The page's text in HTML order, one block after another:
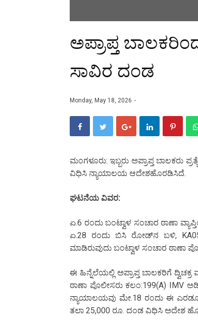
ಅಪ್ರಾಪ್ತ
ಸಾವಿರ ದಂಡ
Monday, May 18, 2026
ಮಂಗಳೂರು: ಇಬ್ಬರು ಅಪ್ರಾಪ್ತ ಬಾಲಕರು
ವಿಧಿಸಿ ನ್ಯಾಯಾಲಯ ಆದೇಶಹೊರಡಿಸಿದೆ.
ಘಟನೆಯ ವಿವರ:
ಏ.6 ರಂದು ಬಂಟ್ವಾಳ ಸಂಚಾರ ಠಾಣಾ
ಏ.28 ರಂದು ಬಿಸಿ ರೋಡ್‌ನ ಬಳಿ,
ಮಾಡಿರುವುದು ಬಂಟ್ವಾಳ ಸಂಚಾರ ಠಾಣಾ
ಈ ಹಿನ್ನೆಲೆಯಲ್ಲಿ ಅಪ್ರಾಪ್ತ ಬಾಲಕರಿಗೆ
ಠಾಣಾ ಪೊಲೀಸರು ಕಲಂ:199(A) IMV
ನ್ಯಾಯಾಲಯವು ಮೇ.18 ರಂದು ಈ
ತಲಾ 25,000 ರೂ. ದಂಡ ವಿಧಿಸಿ ಅದೇಶ